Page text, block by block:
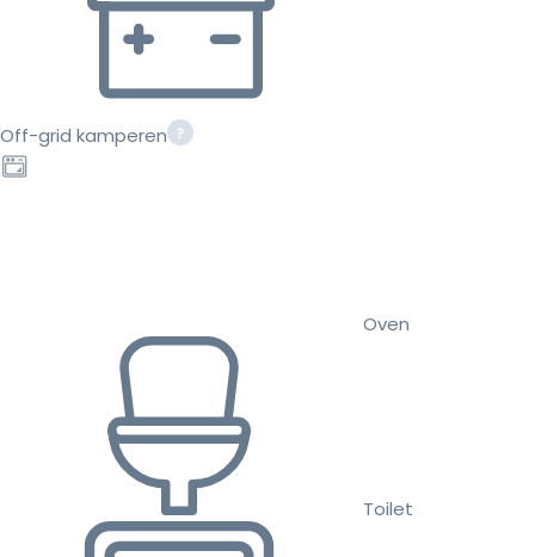
Off-grid kamperen
Oven
Toilet